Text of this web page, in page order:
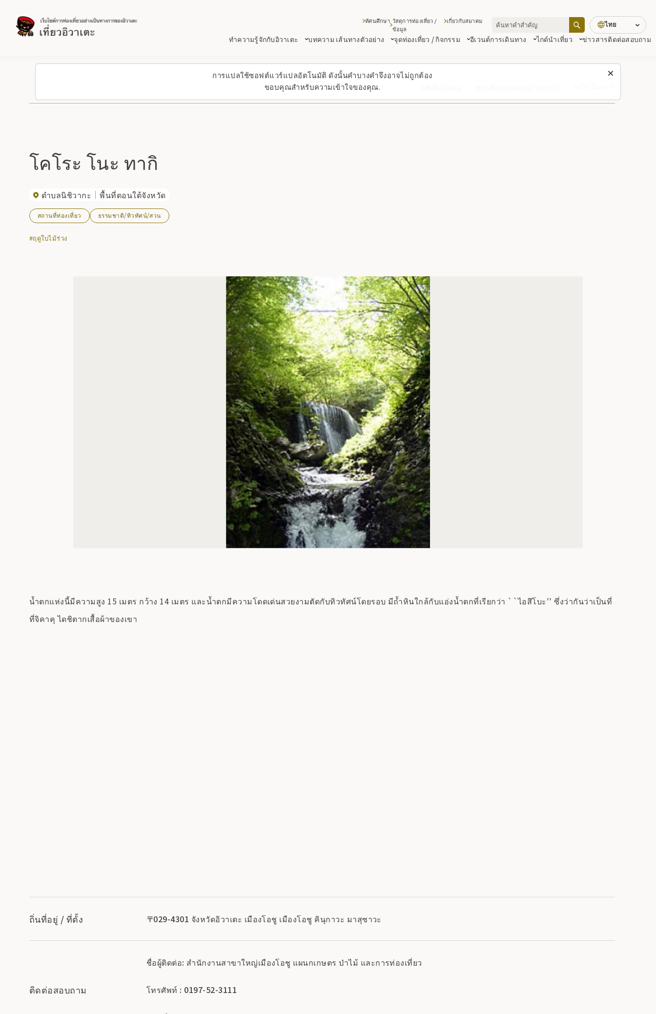
การแปลใช้ซอฟต์แวร์แปลอัตโนมัติ ดังนั้นคำบางคำจึงอาจไม่ถูกต้อง
ขอบคุณสำหรับความเข้าใจของคุณ.
ทำความรู้จักกับอิวาเตะ บทความ เส้นทางตัวอย่าง จุดท่องเที่ยว / กิจกรรม อีเวนต์การเดินทาง ไกด์นำเที่ยว ข่าวสารติดต่อสอบถาม
ทัศนศึกษา วัสดุการท่องเที่ยว /
ข้อมูล
เกี่ยวกับสมาคม ไทย
โคโระ โนะ ทากิ
ตำบลนิชิวากะ พื้นที่ตอนใต้จังหวัด
สถานที่ท่องเที่ยว ธรรมชาติ/ทิวทัศน์/สวน
#ฤดูใบไม้ร่วง
น้ำตกแห่งนี้มีความสูง 15 เมตร กว้าง 14 เมตร และน้ำตกมีความโดดเด่นสวยงามตัดกับทิวทัศน์โดยรอบ มีถ้ำหินใกล้กับแอ่งน้ำตกที่เรียกว่า ``ไอสึโบะ'' ซึ่งว่ากันว่าเป็นที่
ที่จิคาคุ ไดชิตากเสื้อผ้าของเขา
ถิ่นที่อยู่ / ที่ตั้ง 〒029-4301 จังหวัดอิวาเตะ เมืองโอชู เมืองโอชู คินุกาวะ มาสุซาวะ
ติดต่อสอบถาม
ชื่อผู้ติดต่อ: สำนักงานสาขาใหญ่เมืองโอชู แผนกเกษตร ป่าไม้ และการท่องเที่ยว
โทรศัพท์ : 0197-52-3111